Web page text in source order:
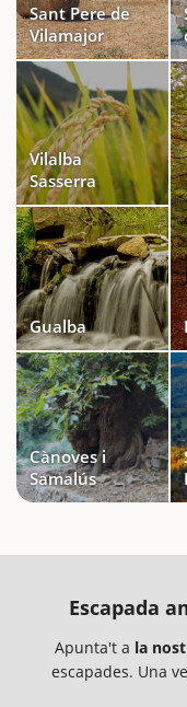
Sant Pere de
Vilamajor
Vilalba
Sasserra
Gualba
Cànoves i
Samalús
Escapada
Apunta't a la
escapades. Una